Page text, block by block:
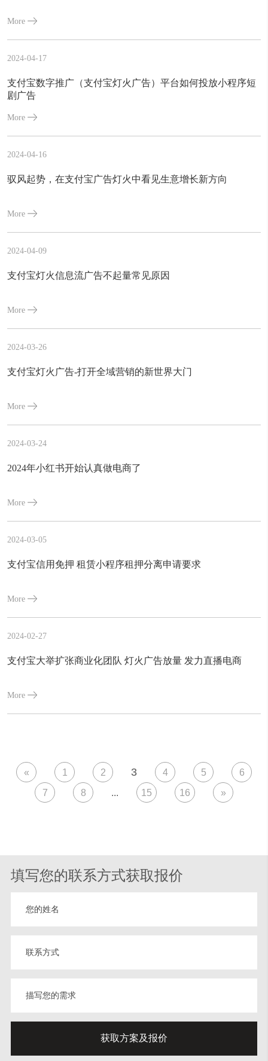
More
2024-04-17
支付宝数字推广（支付宝灯火广告）平台如何投放小程序短
剧广告
More
2024-04-16
驭风起势，在支付宝广告灯火中看见生意增长新方向
More
2024-04-09
支付宝灯火信息流广告不起量常见原因
More
2024-03-26
支付宝灯火广告-打开全域营销的新世界大门
More
2024-03-24
2024年小红书开始认真做电商了
More
2024-03-05
支付宝信用免押 租赁小程序租押分离申请要求
More
2024-02-27
支付宝大举扩张商业化团队 灯火广告放量 发力直播电商
More
« 1 2 3 4 5
6
7
8 ... 15 16 »
填写您的联系方式获取报价